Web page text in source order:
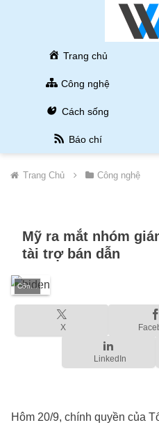
Trang chủ
Công nghệ
Cách sống
Báo chí
Trang Chủ Công nghệ
Mỹ ra mắt nhóm
tài trợ bán dẫn
Công nghệ
X
LinkedIn
Hôm 20/9, chính quyền của